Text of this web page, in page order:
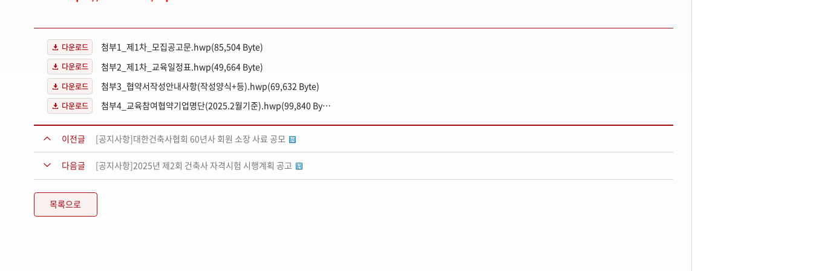
다운로드 첨부1_제1차_모집공고문.hwp(85,504 Byte)
다운로드 첨부2_제1차_교육일정표.hwp(49,664 Byte)
다운로드 첨부3_협약서작성안내사항(작성양식+등).hwp(69,632 Byte)
다운로드 첨부4_교육참여협약기업명단(2025.2월기준).hwp(99,840 Byte)
이전글 [공지사항]대한건축사협회 60년사 회원 소장 사료 공모
다음글 [공지사항]2025년 제2회 건축사 자격시험 시행계획 공고
목록으로